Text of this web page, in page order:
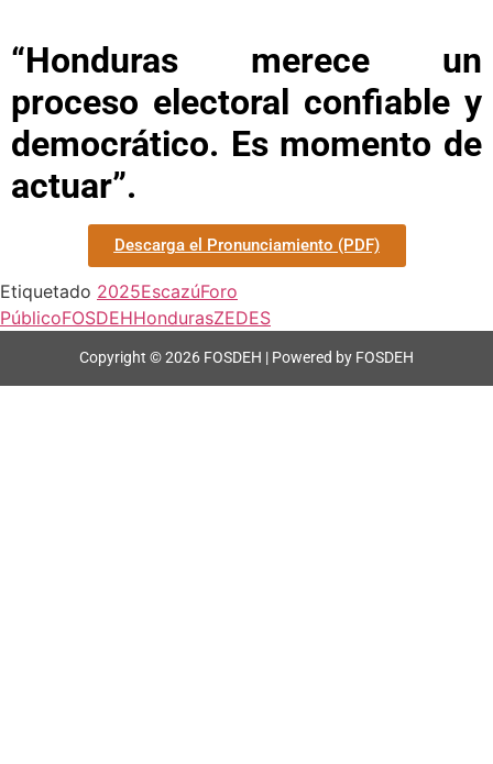
“Honduras merece un
proceso electoral confiable y
democrático. Es momento de
actuar”.
Descarga el Pronunciamiento (PDF)
Etiquetado 2025EscazúForo
PúblicoFOSDEHHondurasZEDES
Copyright © 2026 FOSDEH | Powered by FOSDEH